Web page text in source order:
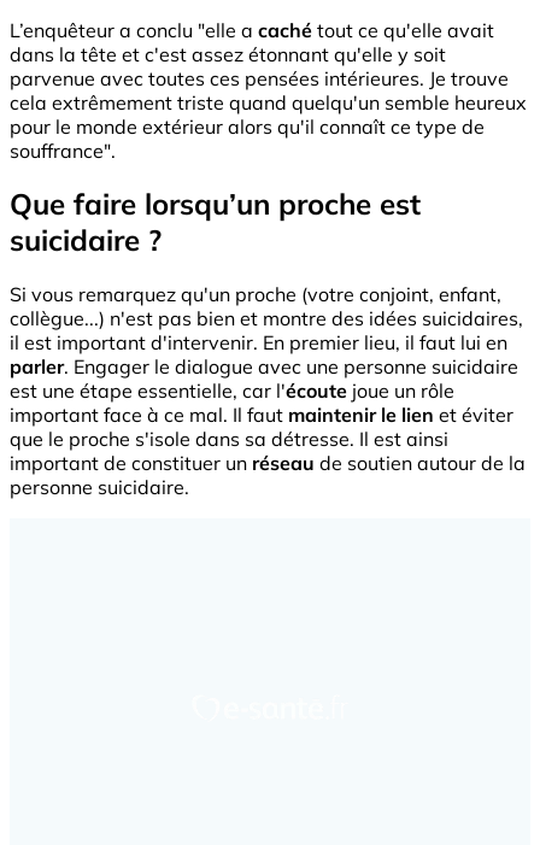
L’enquêteur a conclu "elle a caché tout ce qu'elle avait
dans la tête et c'est assez étonnant qu'elle y soit
parvenue avec toutes ces pensées intérieures. Je trouve
cela extrêmement triste quand quelqu'un semble heureux
pour le monde extérieur alors qu'il connaît ce type de
souffrance".
Que faire lorsqu’un proche est
suicidaire ?
Si vous remarquez qu'un proche (votre conjoint, enfant,
collègue...) n'est pas bien et montre des idées suicidaires,
il est important d'intervenir. En premier lieu, il faut lui en
parler. Engager le dialogue avec une personne suicidaire
est une étape essentielle, car l'écoute joue un rôle
important face à ce mal. Il faut maintenir le lien et éviter
que le proche s'isole dans sa détresse. Il est ainsi
important de constituer un réseau de soutien autour de la
personne suicidaire.